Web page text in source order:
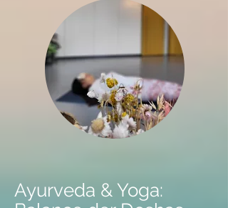
Ayurveda & Yoga: